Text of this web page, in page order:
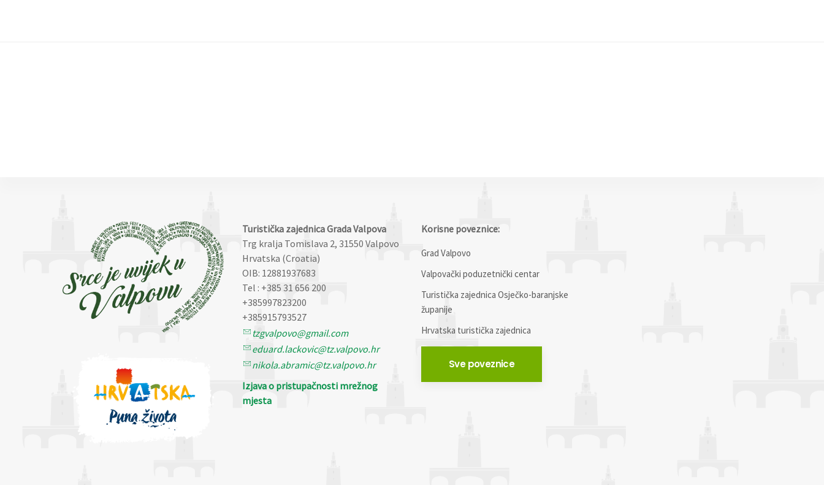
Turistička zajednica Grada Valpova
Trg kralja Tomislava 2, 31550 Valpovo
Hrvatska (Croatia)
OIB: 12881937683
Tel : +385 31 656 200
+385997823200
+385915793527
tzgvalpovo@gmail.com
eduard.lackovic@tz.valpovo.hr
nikola.abramic@tz.valpovo.hr
Izjava o pristupačnosti mrežnog
mjesta
Korisne poveznice:
Grad Valpovo
Valpovački poduzetnički centar
Turistička zajednica Osječko-baranjske
županije
Hrvatska turistička zajednica
Sve poveznice